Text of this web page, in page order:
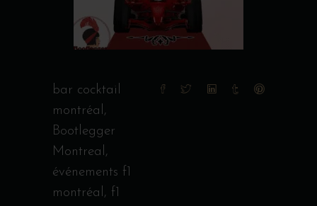
bar cocktail
montréal,
Bootlegger
Montreal,
événements f1
montréal, f1